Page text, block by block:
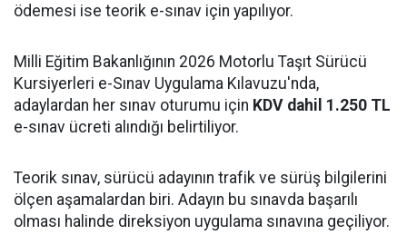
ödemesi ise teorik e-sınav için yapılıyor.
Milli Eğitim Bakanlığının 2026 Motorlu Taşıt Sürücü
Kursiyerleri e-Sınav Uygulama Kılavuzu'nda,
adaylardan her sınav oturumu için KDV dahil 1.250 TL
e-sınav ücreti alındığı belirtiliyor.
Teorik sınav, sürücü adayının trafik ve sürüş bilgilerini
ölçen aşamalardan biri. Adayın bu sınavda başarılı
olması halinde direksiyon uygulama sınavına geçiliyor.